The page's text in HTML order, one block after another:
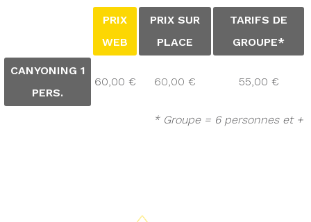
PRIX
WEB
PRIX SUR
PLACE
TARIFS DE
GROUPE*
CANYONING 1
PERS.
60,00 € 60,00 € 55,00 €
* Groupe = 6 personnes et +